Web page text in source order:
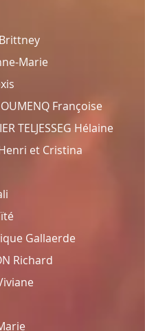
Marie
Françoise
TELJESSEG Hélaine
Henri et Cristina
Gallaerde
Richard